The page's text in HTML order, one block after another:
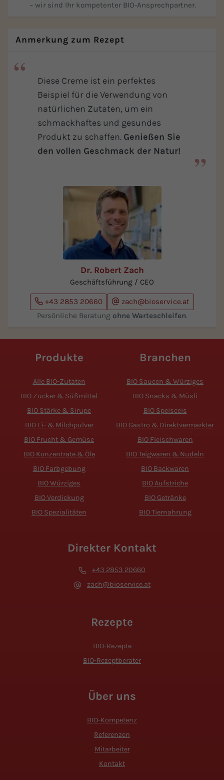
– wir sind Ihr kompetenter BIO-Ansprechpartner.
Anmerkung zum Rezept
Diese Creme ist ein perfektes
Beispiel für die Verwendung von
natürlichen Zutaten, um ein
schmackhaftes und gesundes
Produkt zu schaffen. Genießen Sie
den vollen Geschmack der Natur!
Dr. Robert Zach
Geschäftsführung / CEO
+43 2853 20660
zach@bioservice.at
Persönliche Beratung ohne Warteschleifen.
Produkte
Alle BIO-Zutaten
BIO Zucker & Süßmittel
BIO Stärke & Sirupe
BIO Ei- & Milchpulver
BIO Frucht & Gemüse
BIO Konzentrate & Öle
BIO Farbgebung
BIO Würziges
BIO Verdickung
BIO Spezialitäten
Branchen
BIO Saucen & Würziges
BIO Snacks & Müsli
BIO Speiseeis
BIO Gastro & Direktvermarkter
BIO Fleischwaren
BIO Teigwaren & Nudeln
BIO Backwaren
BIO Aufstriche
BIO Getränke
BIO Tiernahrung
Direkter Kontakt
+43 2853 20660
zach@bioservice.at
Rezepte
BIO-Rezepte
BIO-Rezeptberater
Über uns
BIO-Kompetenz
Referenzen
Mitarbeiter
Kontakt